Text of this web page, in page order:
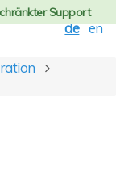
de en
Support